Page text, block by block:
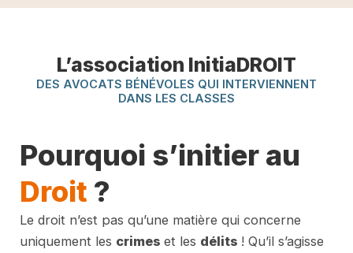
L’association InitiaDROIT
DES AVOCATS BÉNÉVOLES QUI INTERVIENNENT
DANS LES CLASSES
Pourquoi s’initier au
Droit ?
Le droit n’est pas qu’une matière qui concerne
uniquement les crimes et les délits ! Qu’il s’agisse